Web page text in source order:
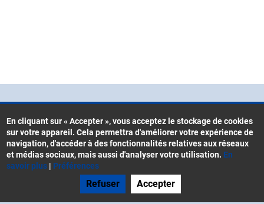
Menu
Pied
Contacts
CGU
Mentions légales
Gestion des cookies
En cliquant sur « Accepter », vous acceptez le stockage de cookies
sur votre appareil. Cela permettra d'améliorer votre expérience de
navigation, d'accéder à des fonctionnalités relatives aux réseaux
et médias sociaux, mais aussi d'analyser votre utilisation. En
savoir plus | Préférences
Refuser Accepter